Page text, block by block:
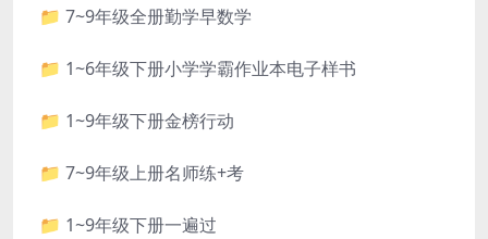
📁 7~9年级全册勤学早数学
📁 1~6年级下册小学学霸作业本电子样书
📁 1~9年级下册金榜行动
📁 7~9年级上册名师练+考
📁 1~9年级下册一遍过